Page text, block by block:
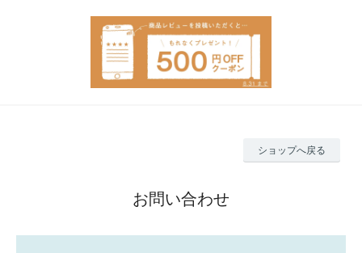
ショップへ戻る
お問い合わせ